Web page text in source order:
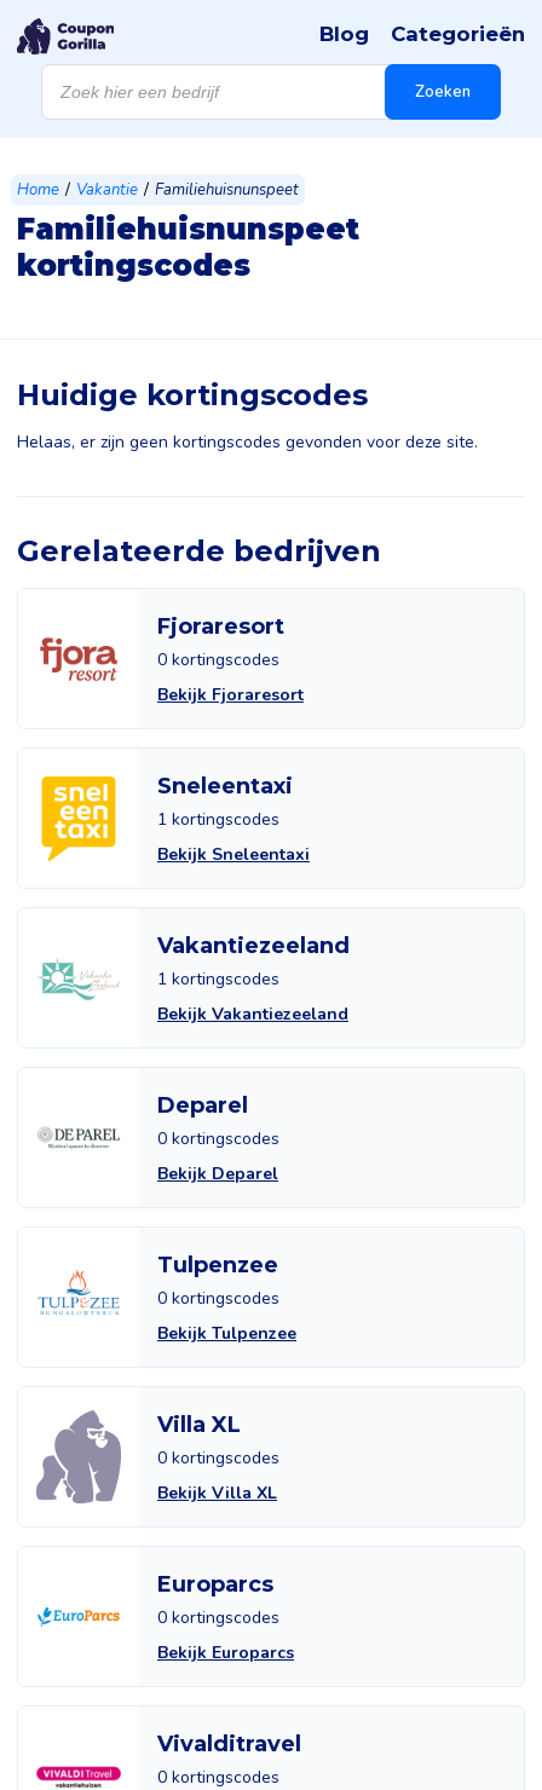
Producten
zoeken Zoeken
Blog Categorieën
Home / Vakantie / Familiehuisnunspeet
Familiehuisnunspeet
kortingscodes
Huidige kortingscodes
Helaas, er zijn geen kortingscodes gevonden voor deze site.
Gerelateerde bedrijven
Fjoraresort
0 kortingscodes
Bekijk Fjoraresort
Sneleentaxi
1 kortingscodes
Bekijk Sneleentaxi
Vakantiezeeland
1 kortingscodes
Bekijk Vakantiezeeland
Deparel
0 kortingscodes
Bekijk Deparel
Tulpenzee
0 kortingscodes
Bekijk Tulpenzee
Villa XL
0 kortingscodes
Bekijk Villa XL
Europarcs
0 kortingscodes
Bekijk Europarcs
Vivalditravel
0 kortingscodes